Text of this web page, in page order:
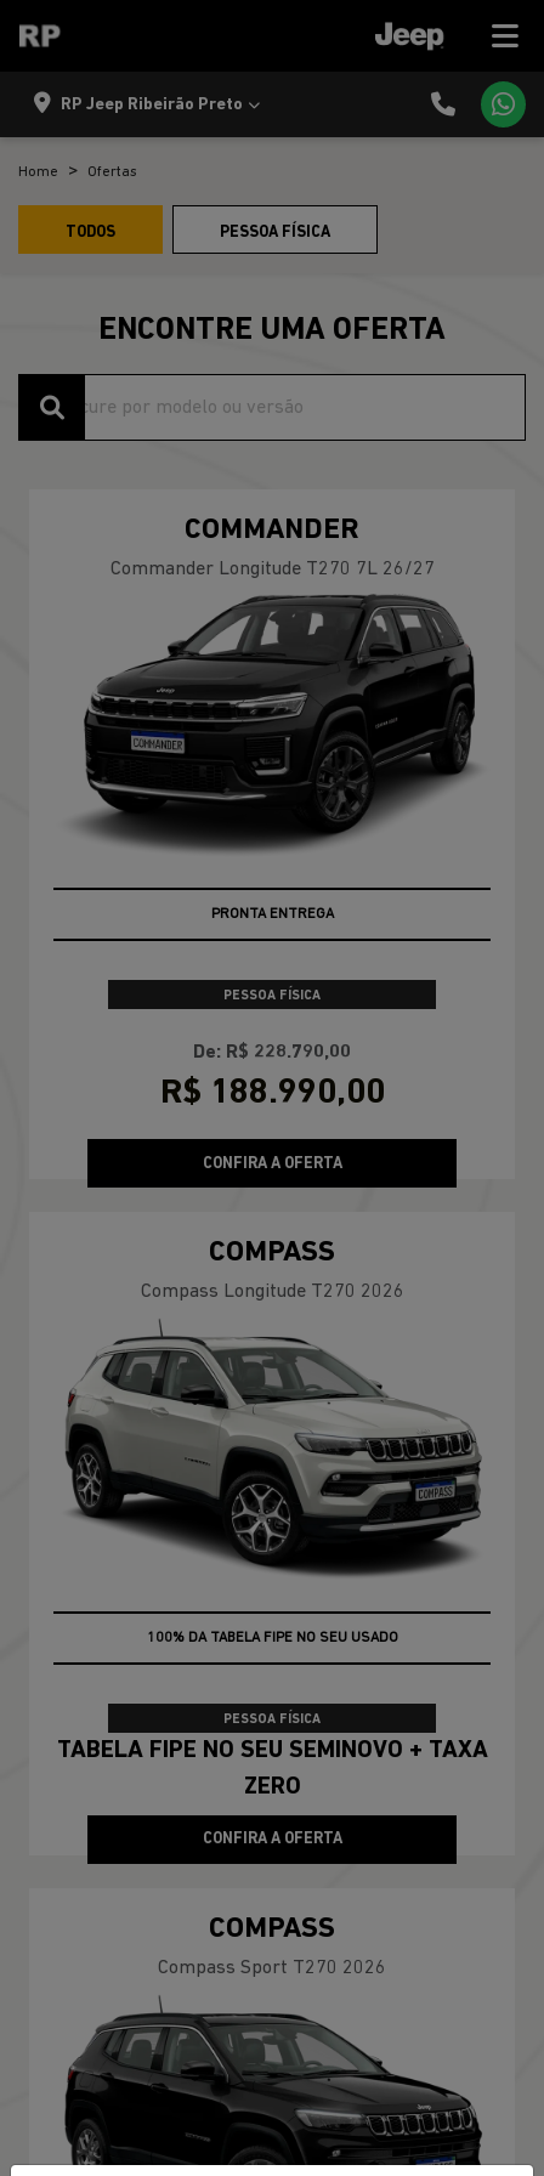
RP Jeep Ribeirão Preto
Home Ofertas
TODOS PESSOA FÍSICA
ENCONTRE UMA OFERTA
COMMANDER
Commander Longitude T270 7L 26/27
PRONTA ENTREGA
PESSOA FÍSICA
De: R$ 228.790,00
R$ 188.990,00
CONFIRA A OFERTA
COMPASS
Compass Longitude T270 2026
100% DA TABELA FIPE NO SEU USADO
PESSOA FÍSICA
TABELA FIPE NO SEU SEMINOVO + TAXA
ZERO
CONFIRA A OFERTA
COMPASS
Compass Sport T270 2026